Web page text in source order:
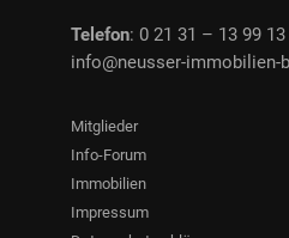
Telefon: 0 21 31 – 13 99 13
info@neusser-immobilien-
Mitglieder
Info-Forum
Immobilien
Impressum